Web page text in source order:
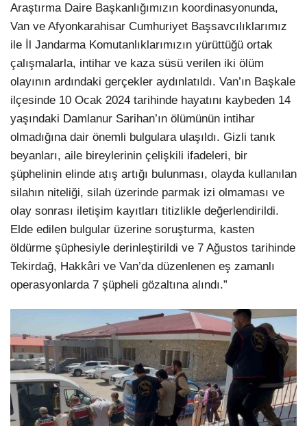
Araştırma Daire Başkanlığımızın koordinasyonunda,
Van ve Afyonkarahisar Cumhuriyet Başsavcılıklarımız
ile İl Jandarma Komutanlıklarımızın yürüttüğü ortak
çalışmalarla, intihar ve kaza süsü verilen iki ölüm
olayının ardındaki gerçekler aydınlatıldı. Van’ın Başkale
ilçesinde 10 Ocak 2024 tarihinde hayatını kaybeden 14
yaşındaki Damlanur Sarihan’ın ölümünün intihar
olmadığına dair önemli bulgulara ulaşıldı. Gizli tanık
beyanları, aile bireylerinin çelişkili ifadeleri, bir
şüphelinin elinde atış artığı bulunması, olayda kullanılan
silahın niteliği, silah üzerinde parmak izi olmaması ve
olay sonrası iletişim kayıtları titizlikle değerlendirildi.
Elde edilen bulgular üzerine soruşturma, kasten
öldürme şüphesiyle derinleştirildi ve 7 Ağustos tarihinde
Tekirdağ, Hakkâri ve Van’da düzenlenen eş zamanlı
operasyonlarda 7 şüpheli gözaltına alındı.”